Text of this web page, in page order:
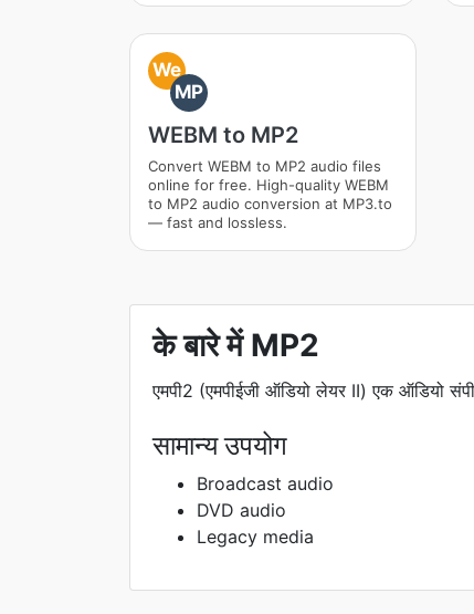
We
MP
WEBM to MP2
Convert WEBM to MP2 audio files
online for free. High-quality WEBM
to MP2 audio conversion at MP3.to
— fast and lossless.
के बारे में MP2
एमपी2 (एमपीईजी ऑडियो लेयर II) एक ऑडियो
सामान्य उपयोग
Broadcast audio
DVD audio
Legacy media